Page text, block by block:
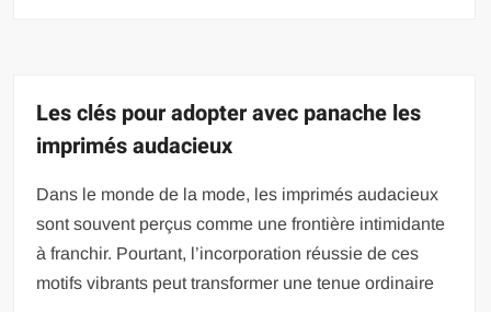
Les clés pour adopter avec panache les
imprimés audacieux
Dans le monde de la mode, les imprimés audacieux
sont souvent perçus comme une frontière intimidante
à franchir. Pourtant, l’incorporation réussie de ces
motifs vibrants peut transformer une tenue ordinaire